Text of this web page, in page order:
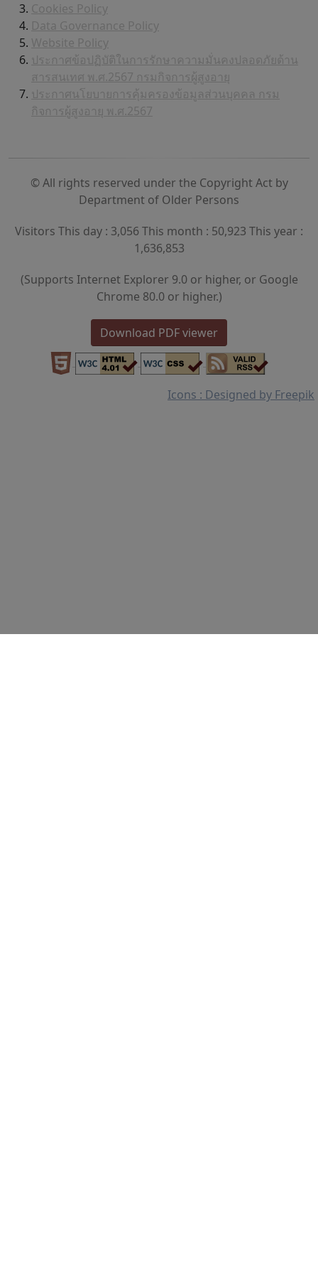
Cookies Policy
Data Governance Policy
Website Policy
ประกาศข้อปฏิบัติในการรักษาความมั่นคงปลอดภัยด้าน
สารสนเทศ พ.ศ.2567 กรมกิจการผู้สูงอายุ
ประกาศนโยบายการคุ้มครองข้อมูลส่วนบุคคล กรม
กิจการผู้สูงอายุ พ.ศ.2567
© All rights reserved under the Copyright Act by
Department of Older Persons
Visitors This day : 3,056 This month : 50,923 This year :
1,636,853
(Supports Internet Explorer 9.0 or higher, or Google
Chrome 80.0 or higher.)
Download PDF viewer
Icons : Designed by Freepik